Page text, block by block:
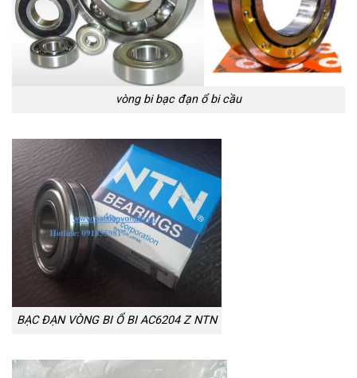
vòng bi bạc đạn ổ bi cầu
BẠC ĐẠN VÒNG BI Ổ BI AC6204 Z NTN